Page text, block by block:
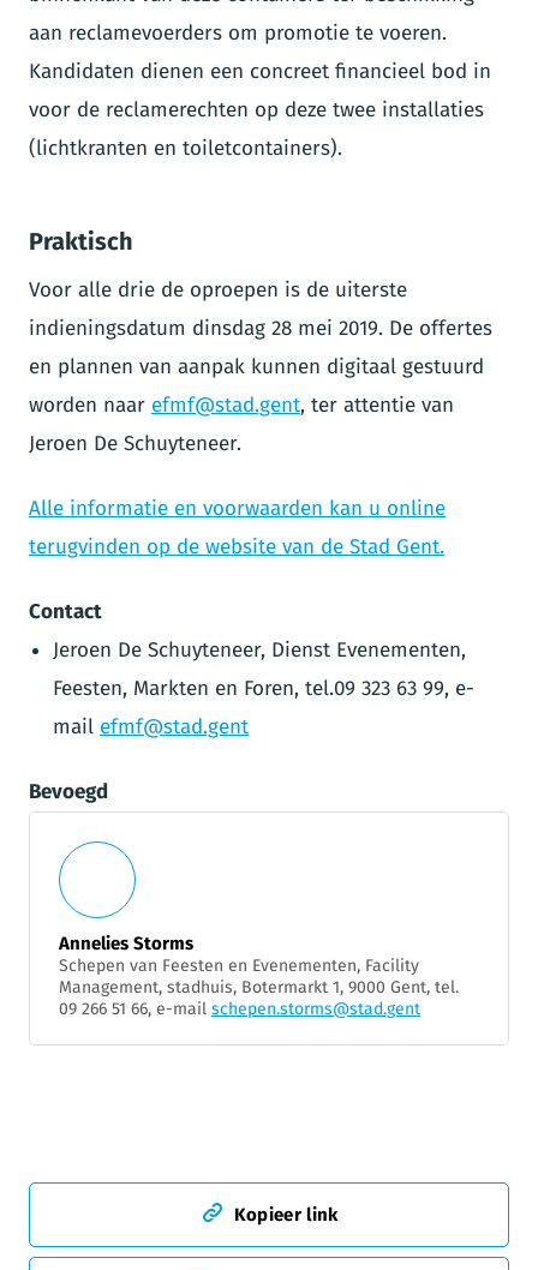
aan reclamevoerders om promotie te voeren.
Kandidaten dienen een concreet financieel bod in
voor de reclamerechten op deze twee installaties
(lichtkranten en toiletcontainers).
Praktisch
Voor alle drie de oproepen is de uiterste
indieningsdatum dinsdag 28 mei 2019. De offertes
en plannen van aanpak kunnen digitaal gestuurd
worden naar efmf@stad.gent, ter attentie van
Jeroen De Schuyteneer.
Alle informatie en voorwaarden kan u online
terugvinden op de website van de Stad Gent.
Contact
Jeroen De Schuyteneer, Dienst Evenementen,
Feesten, Markten en Foren, tel.09 323 63 99, e-
mail efmf@stad.gent
Bevoegd
Annelies Storms
Schepen van Feesten en Evenementen, Facility
Management, stadhuis, Botermarkt 1, 9000 Gent, tel.
09 266 51 66, e-mail schepen.storms@stad.gent
Kopieer link